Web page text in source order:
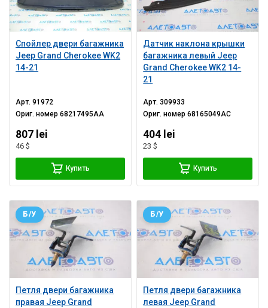
Спойлер двери багажника
Jeep Grand Cherokee WK2
14-21
Арт.91972
Ориг. номер68217495AA
807 lei
46 $
Купить
Датчик наклона крышки
багажника левый Jeep
Grand Cherokee WK2 14-
21
Арт.309933
Ориг. номер68165049AC
404 lei
23 $
Купить
Петля двери багажника
правая Jeep Grand
Б/У
Петля двери багажника
левая Jeep Grand
Б/У